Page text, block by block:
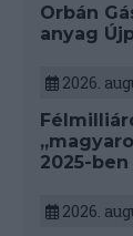
Orbán
anyag
2026.
2025-ben
2026.